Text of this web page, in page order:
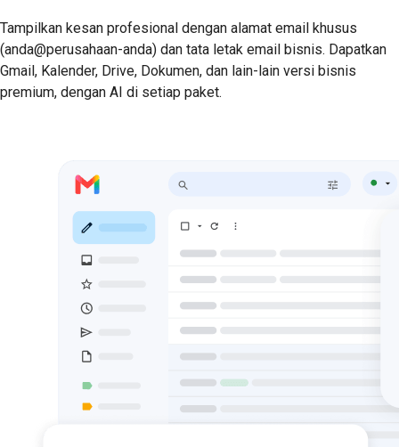
Tampilkan kesan profesional dengan alamat email khusus
(anda@perusahaan-anda) dan tata letak email bisnis. Dapatkan
Gmail, Kalender, Drive, Dokumen, dan lain-lain versi bisnis
premium, dengan AI di setiap paket.